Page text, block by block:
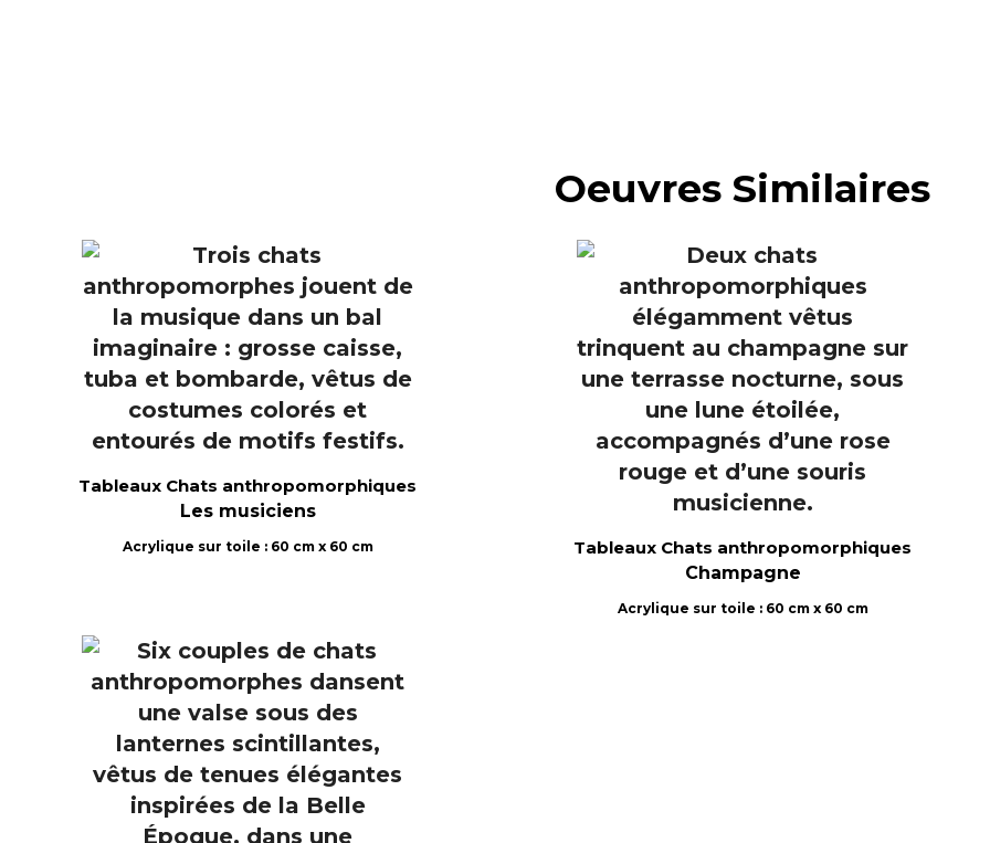
Oeuvres Similaires
Tableaux Chats anthropomorphiques
Les musiciens
Acrylique sur toile : 60 cm x 60 cm
Tableaux Chats anthropomorphiques
Champagne
Acrylique sur toile : 60 cm x 60 cm